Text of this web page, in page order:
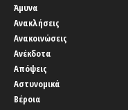
Άμυνα
Ανακλήσεις
Ανακοινώσεις
Ανέκδοτα
Απόψεις
Αστυνομικά
Βέροια